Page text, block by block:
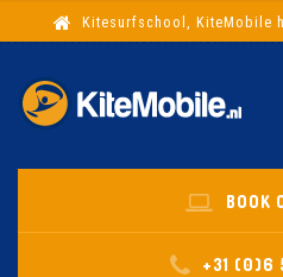
Kitesurfschool, KiteMobile
BOOK
+31 (0)6